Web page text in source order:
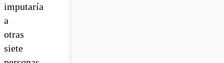
imputaría
a
otras
siete